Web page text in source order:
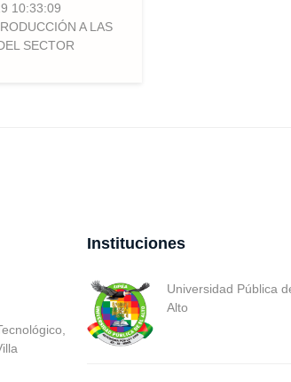
10:33:09
A LAS
SECTOR
Instituciones
Universidad Pública
Alto